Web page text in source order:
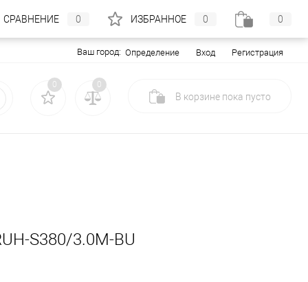
Ваш город: Определение Вход Регистрация
0 0
В корзине пока пусто
S380/3.0M-BU
СРАВНЕНИЕ 0 ИЗБРАННОЕ 0 0